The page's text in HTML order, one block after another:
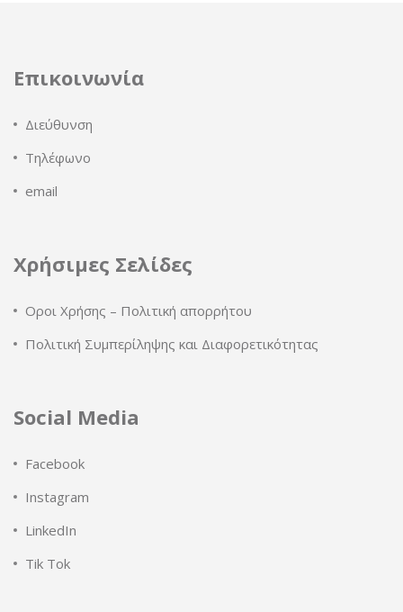
Επικοινωνία
Διεύθυνση
Τηλέφωνο
email
Χρήσιμες Σελίδες
Οροι Χρήσης – Πολιτική απορρήτου
Πολιτική Συμπερίληψης και Διαφορετικότητας
Social Media
Facebook
Instagram
LinkedIn
Tik Tok